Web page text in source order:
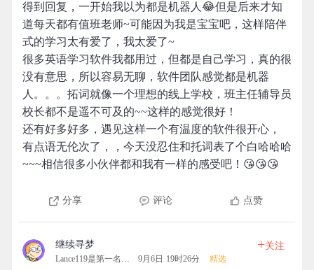
得到回复，一开始我以为都是机器人😂但是后来才知
道每天都有值班老师~可能因为我是宝宝吧，这样陪伴
式的学习太有爱了，我太爱了~
很多英语学习软件我都用过，但都是自己学习，真的很
没有意思，所以容易无聊，软件团队感觉都是机器
人。。。拓词就像一个理想的线上学校，班主任辅导员
校长都不是遥不可及的~~这样的感觉很好！
还有好多好多，遇见这样一个有温度的软件很开心，
有点语无伦次了，，今天没忍住和托词表了个白哈哈哈
~~~相信很多小伙伴都和我有一样的感受吧！😘😘😘
分享 评论 点赞
继续寻梦
Lance119是第一名的拓团 9月6日 19时26分 精选
+关注